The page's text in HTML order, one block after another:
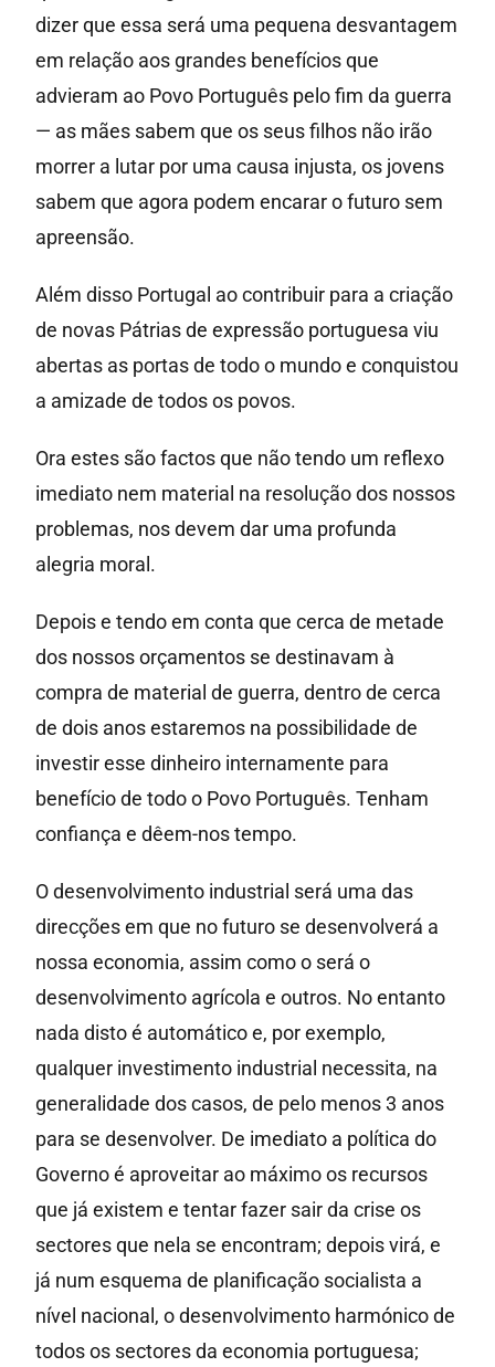
dizer que essa será uma pequena desvantagem
em relação aos grandes benefícios que
advieram ao Povo Português pelo fim da guerra
— as mães sabem que os seus filhos não irão
morrer a lutar por uma causa injusta, os jovens
sabem que agora podem encarar o futuro sem
apreensão.
Além disso Portugal ao contribuir para a criação
de novas Pátrias de expressão portuguesa viu
abertas as portas de todo o mundo e conquistou
a amizade de todos os povos.
Ora estes são factos que não tendo um reflexo
imediato nem material na resolução dos nossos
problemas, nos devem dar uma profunda
alegria moral.
Depois e tendo em conta que cerca de metade
dos nossos orçamentos se destinavam à
compra de material de guerra, dentro de cerca
de dois anos estaremos na possibilidade de
investir esse dinheiro internamente para
benefício de todo o Povo Português. Tenham
confiança e dêem-nos tempo.
O desenvolvimento industrial será uma das
direcções em que no futuro se desenvolverá a
nossa economia, assim como o será o
desenvolvimento agrícola e outros. No entanto
nada disto é automático e, por exemplo,
qualquer investimento industrial necessita, na
generalidade dos casos, de pelo menos 3 anos
para se desenvolver. De imediato a política do
Governo é aproveitar ao máximo os recursos
que já existem e tentar fazer sair da crise os
sectores que nela se encontram; depois virá, e
já num esquema de planificação socialista a
nível nacional, o desenvolvimento harmónico de
todos os sectores da economia portuguesa;